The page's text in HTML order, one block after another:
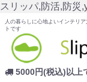
スリッパ,防活,防災
人の暮らしに心地よいインテリ
トです
5000円(税込)以上